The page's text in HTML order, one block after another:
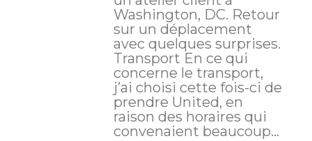
Washington, DC. Retour
sur un déplacement
avec quelques surprises.
Transport En ce qui
concerne le transport,
j’ai choisi cette fois-ci de
prendre United, en
raison des horaires qui
convenaient beaucoup...